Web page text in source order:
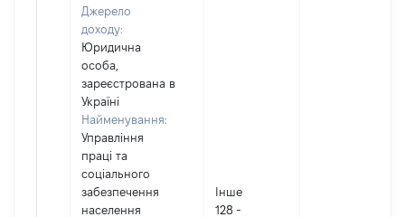
Джерело
доходу:
Юридична
особа,
зареєстрована в
Україні
Найменування:
Управління
праці та
соціального
забезпечення
населення
Інше
128 -